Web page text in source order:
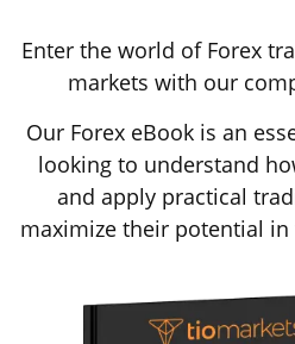
Enter the world of Forex
markets with our
Our Forex eBook is an
looking to understand
and apply practical
maximize their potential